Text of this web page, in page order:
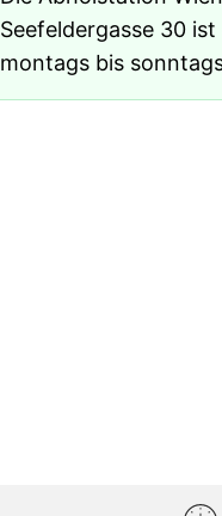
Seefeldergasse 30
montags bis